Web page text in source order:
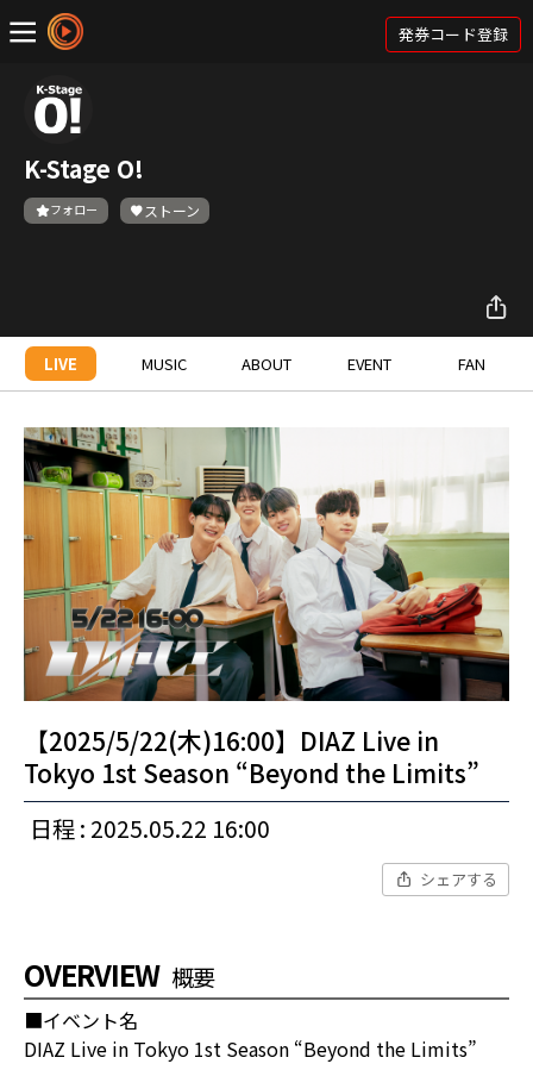
発券コード登録
K-Stage O!
フォロー ストーン
LIVE MUSIC ABOUT EVENT FAN
【2025/5/22(木)16:00】DIAZ Live in
Tokyo 1st Season “Beyond the Limits”
日程 : 2025.05.22 16:00
シェアする
OVERVIEW 概要
■イベント名
DIAZ Live in Tokyo 1st Season “Beyond the Limits”